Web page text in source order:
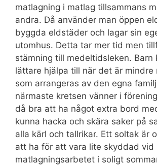
matlagning i matlag tillsammans
andra. Då använder man öppen
byggda eldstäder och lagar sin
utomhus. Detta tar mer tid men
stämning till medeltidsleken. Barn
lättare hjälpa till när det är mindre
som arrangeras av den egna
närmaste kretsen vänner i
då bra att ha något extra bord
kunna hacka och skära saker på
alla kärl och tallrikar. Ett soltak är
att ha för att vara lite skyddad vid
matlagningsarbetet i soligt